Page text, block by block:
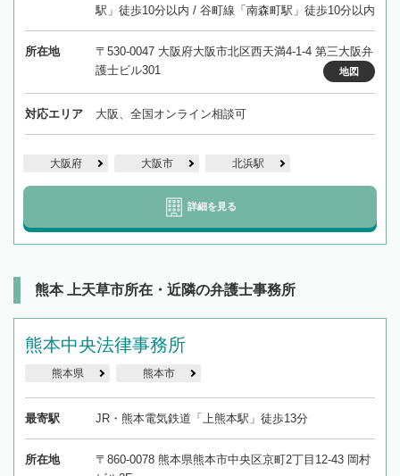
駅」徒歩10分以内 / 谷町線「南森町駅」徒歩10分以内
所在地
〒530-0047 大阪府大阪市北区西天満4-1-4 第三大阪弁
護士ビル301
地図
対応エリア 大阪、全国オンライン相談可
大阪府 大阪市 北浜駅
詳細を見る
熊本 上天草市所在・近隣の弁護士事務所
熊本中央法律事務所
熊本県 熊本市
最寄駅 JR・熊本電気鉄道「上熊本駅」徒歩13分
所在地
〒860-0078 熊本県熊本市中央区京町2丁目12-43 岡村